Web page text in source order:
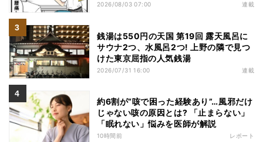
2026/08/03 07:00 連載
銭湯は550円の天国 第19回 露天風呂に
サウナ2つ、水風呂2つ! 上野の隣で見つ
けた東京屈指の人気銭湯
2026/07/31 16:00 連載
約6割が“咳で困った経験あり”…風邪だけ
じゃない咳の原因とは? 「止まらない」
「眠れない」悩みを医師が解説
10時間前 レポート